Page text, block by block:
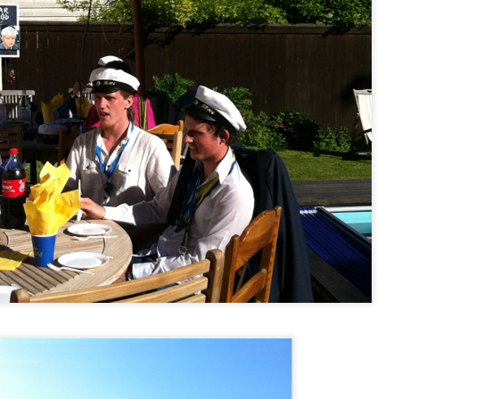
Upplagt kl.13th July 2014avAnonymous
0 Lägg till en kommentar
Bröllop är härligt!
bröllop igår. Högtidligt och romantiskt. Några foton därifrån:
brudgum, Beatrice och Anders. De red in bland de hundra gästerna på Kovik.
var över.